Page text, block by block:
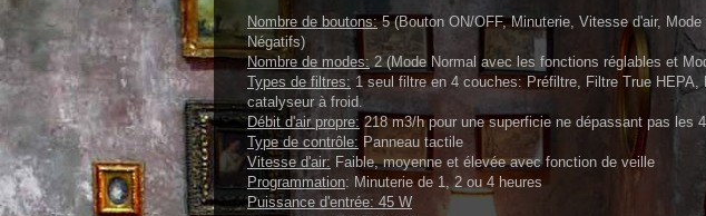
Nombre de boutons:5 (Bouton ON/OFF, Minuterie, Vitesse d'air, Mode
Négatifs)
Nombre de modes: 2 (Mode Normal avec les fonctions réglables et
Types de filtres: 1 seul filtre en 4 couches: Préfiltre, Filtre True
catalyseur à froid.
Débit d'air propre: 218 m3/h pour une superficie ne dépassant pas les
Type de contrôle: Panneau tactile
Vitesse d'air: Faible, moyenne et élevée avec fonction de veille
Programmation: Minuterie de 1, 2 ou 4 heures
Puissance d'entrée: 45 W